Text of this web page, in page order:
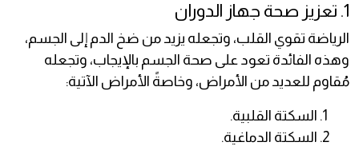
1. تعزيز صحة جهاز الدوران
الرياضة تقوي القلب، وتجعله يزيد من ضخ الدم إلى الجسم،
وهذه الفائدة تعود على صحة الجسم بالإيجاب، وتجعله
مُقاوم للعديد من الأمراض، وخاصةً الأمراض الآتية:
السكتة القلبية.
السكتة الدماغية.